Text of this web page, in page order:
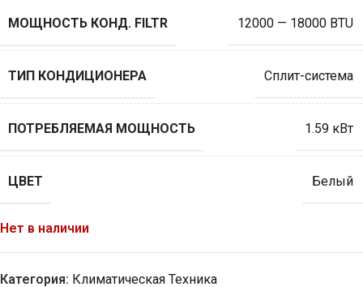
МОЩНОСТЬ КОНД. FILTR 12000 — 18000 BTU
ТИП КОНДИЦИОНЕРА Сплит-система
ПОТРЕБЛЯЕМАЯ МОЩНОСТЬ 1.59 кВт
ЦВЕТ Белый
Нет в наличии
Категория: Климатическая Техника